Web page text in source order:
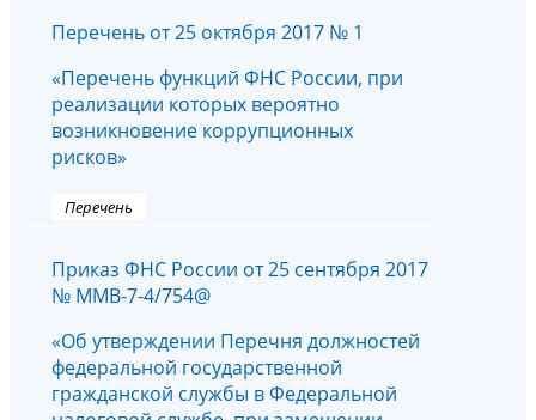
Перечень от 25 октября 2017 № 1
«Перечень функций ФНС России, при
реализации которых вероятно
возникновение коррупционных
рисков»
Перечень
Приказ ФНС России от 25 сентября 2017
№ ММВ-7-4/754@
«Об утверждении Перечня должностей
федеральной государственной
гражданской службы в Федеральной